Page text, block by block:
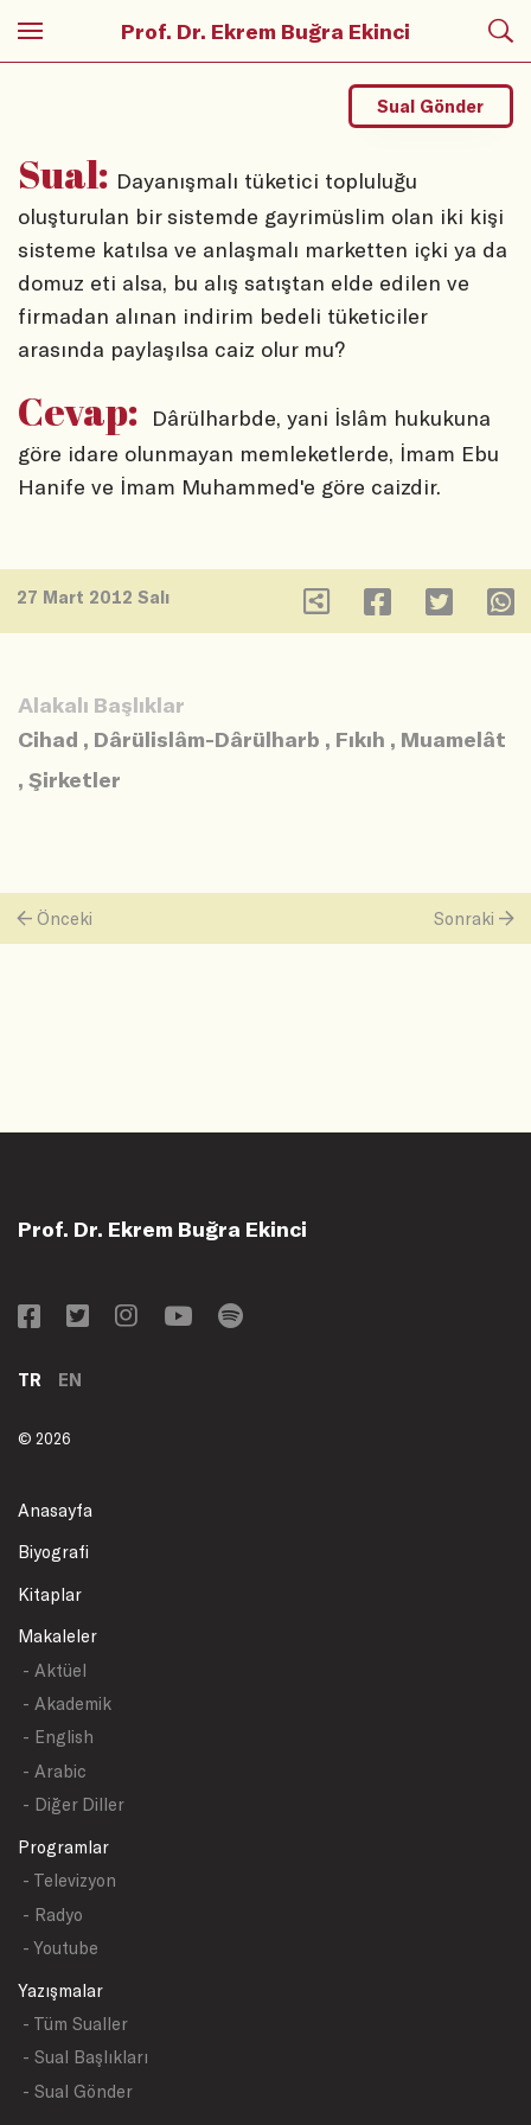
Prof. Dr. Ekrem Buğra Ekinci
Sual: Dayanışmalı tüketici topluluğu
oluşturulan bir sistemde gayrimüslim olan iki kişi
sisteme katılsa ve anlaşmalı marketten içki ya da
domuz eti alsa, bu alış satıştan elde edilen ve
firmadan alınan indirim bedeli tüketiciler
arasında paylaşılsa caiz olur mu?
Sual Gönder
Cevap:
Dârülharbde, yani İslâm hukukuna
göre idare olunmayan memleketlerde, İmam Ebu
Hanife ve İmam Muhammed'e göre caizdir.
27 Mart 2012 Salı
Alakalı Başlıklar
Cihad , Dârülislâm-Dârülharb , Fıkıh , Muamelât
, Şirketler
Önceki Sonraki
Prof. Dr. Ekrem Buğra Ekinci
TR EN
© 2026
Anasayfa
Biyografi
Kitaplar
Makaleler
- Aktüel
- Akademik
- English
- Arabic
- Diğer Diller
Programlar
- Televizyon
- Radyo
- Youtube
Yazışmalar
- Tüm Sualler
- Sual Başlıkları
- Sual Gönder